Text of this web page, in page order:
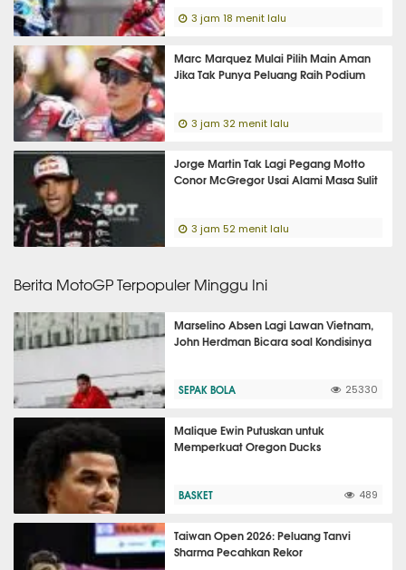
3 jam 18 menit lalu
Marc Marquez Mulai Pilih Main Aman
Jika Tak Punya Peluang Raih Podium
3 jam 32 menit lalu
Jorge Martin Tak Lagi Pegang Motto
Conor McGregor Usai Alami Masa Sulit
3 jam 52 menit lalu
Berita MotoGP Terpopuler Minggu Ini
Marselino Absen Lagi Lawan Vietnam,
John Herdman Bicara soal Kondisinya
SEPAK BOLA 25330
Malique Ewin Putuskan untuk
Memperkuat Oregon Ducks
BASKET 489
Taiwan Open 2026: Peluang Tanvi
Sharma Pecahkan Rekor